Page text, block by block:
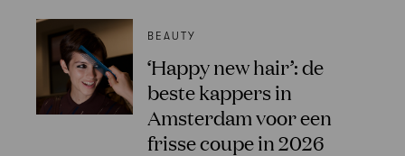
BEAUTY
‘Happy new hair’: de
beste kappers in
Amsterdam voor een
frisse coupe in 2026